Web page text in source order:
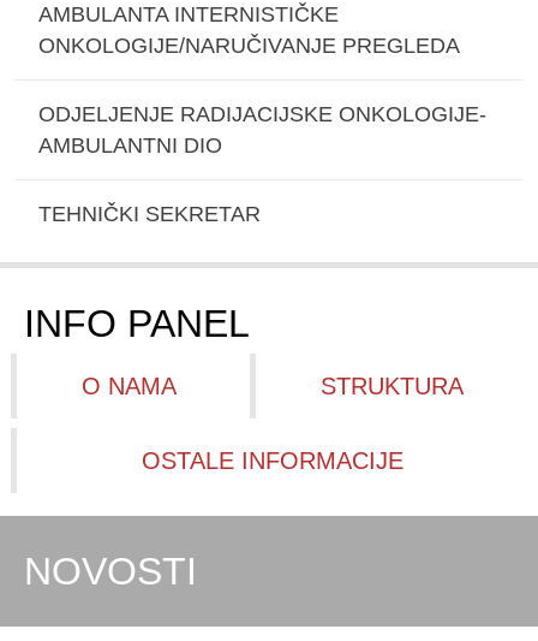
AMBULANTA INTERNISTIČKE
ONKOLOGIJE/NARUČIVANJE PREGLEDA
ODJELJENJE RADIJACIJSKE ONKOLOGIJE-
AMBULANTNI DIO
TEHNIČKI SEKRETAR
INFO PANEL
O NAMA STRUKTURA
OSTALE INFORMACIJE
NOVOSTI